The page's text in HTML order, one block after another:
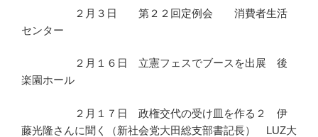
２月３日 第２２回定例会 消費者生活
センター
２月１６日 立憲フェスでブースを出展 後
楽園ホール
２月１７日 政権交代の受け皿を作る２ 伊
藤光隆さんに聞く（新社会党大田総支部書記長） LUZ大